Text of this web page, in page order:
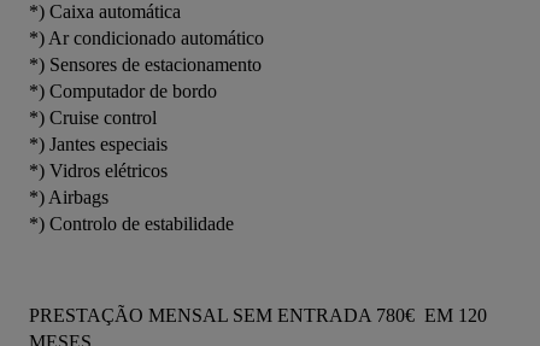
*) Caixa automática
*) Ar condicionado automático
*) Sensores de estacionamento
*) Computador de bordo
*) Cruise control
*) Jantes especiais
*) Vidros elétricos
*) Airbags
*) Controlo de estabilidade
PRESTAÇÃO MENSAL SEM ENTRADA 780€  EM 120